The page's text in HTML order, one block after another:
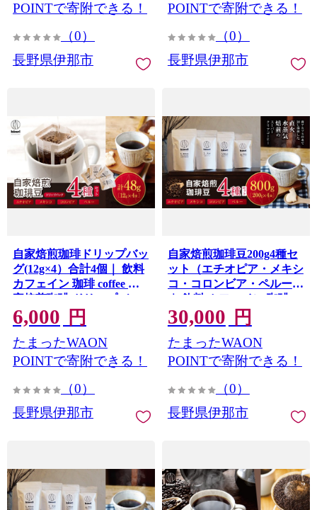
POINTで寄附できる！
（0）
長野県伊那市
POINTで寄附できる！
（0）
長野県伊那市
自家焙煎珈琲ドリップバッ
グ(12g×4）合計4個｜ 飲料
カフェイン 珈琲 coffee 自
家焙煎珈琲 ドリップバッ
グ 伊那 長野 信州 ふるさと
納税【006-31】
6,000 円
たまったWAON
POINTで寄附できる！
（0）
長野県伊那市
自家焙煎珈琲豆200g4種セ
ット（エチオピア・メキシ
コ・コロンビア・ペルー）
｜ 飲料 カフェイン 珈琲
coffee コーヒー豆 エチオピ
ア メキシコ コロンビア ペ
ルー 自家焙煎珈琲豆 伊那
長野 信州 ふるさと納税
30,000 円
たまったWAON
POINTで寄附できる！
（0）
長野県伊那市